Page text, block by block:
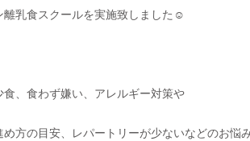
離乳食スクールを実施致しました☺️
食、食わず嫌い、アレルギー対策や
め方の目安、レパートリーが少ないなどのお悩